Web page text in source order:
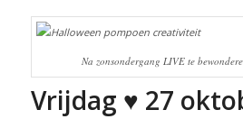
Na zonsondergang LIVE te
Vrijdag ♥ 27